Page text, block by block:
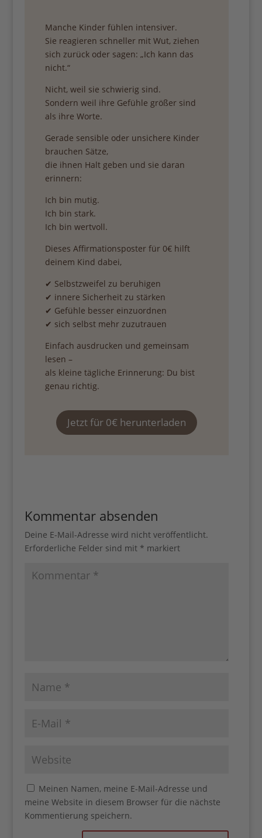
Manche Kinder fühlen intensiver.
Sie reagieren schneller mit Wut, ziehen
sich zurück oder sagen: „Ich kann das
nicht.“
Nicht, weil sie schwierig sind.
Sondern weil ihre Gefühle größer sind
als ihre Worte.
Gerade sensible oder unsichere Kinder
brauchen Sätze,
die ihnen Halt geben und sie daran
erinnern:
Ich bin mutig.
Ich bin stark.
Ich bin wertvoll.
Dieses Affirmationsposter für 0€ hilft
deinem Kind dabei,
✔ Selbstzweifel zu beruhigen
✔ innere Sicherheit zu stärken
✔ Gefühle besser einzuordnen
✔ sich selbst mehr zuzutrauen
Einfach ausdrucken und gemeinsam
lesen –
als kleine tägliche Erinnerung: Du bist
genau richtig.
Jetzt für 0€ herunterladen
Kommentar absenden
Deine E-Mail-Adresse wird nicht veröffentlicht.
Erforderliche Felder sind mit * markiert
Meinen Namen, meine E-Mail-Adresse und
meine Website in diesem Browser für die nächste
Kommentierung speichern.